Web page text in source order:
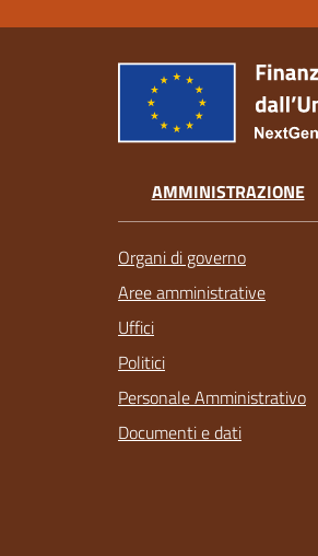
AMMINISTRAZIONE
Organi di governo
Aree amministrative
Uffici
Politici
Personale Amministrativo
Documenti e dati